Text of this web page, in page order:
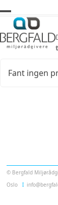
content
Open
mobile
Close
mobile
Fant ingen
© Bergfald
Oslo Ι